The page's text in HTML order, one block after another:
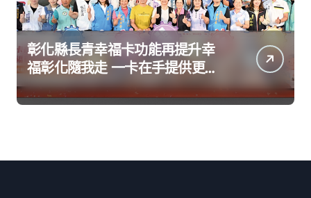
彰化縣長青幸福卡功能再提升幸
福彰化隨我走 一卡在手提供更完
善及貼近生活的福利服務